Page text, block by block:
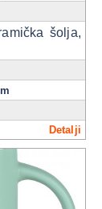
šolja,
Detalji